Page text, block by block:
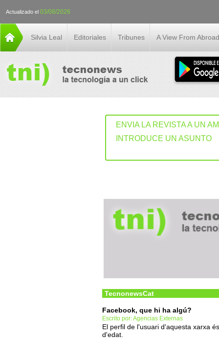
Actualizado el 03/08/2026
Silvia Leal Editoriales Tribunes A View From Abroad
ENVIA LA REVISTA A UN
INTRODUCE UN ASUNTO
TecnonewsCat
Facebook, que hi ha algú?
Escrito por: Agencias Externas
El perfil de l'usuari d'aquesta xarxa
d'edat.